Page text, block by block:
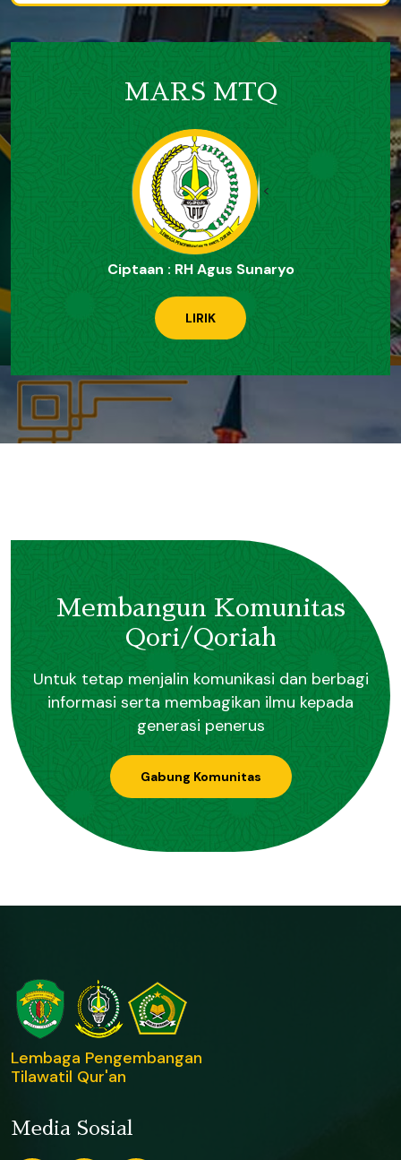
MARS MTQ
<
Ciptaan : RH Agus Sunaryo
LIRIK
Membangun Komunitas
Qori/Qoriah
Untuk tetap menjalin komunikasi dan berbagi
informasi serta membagikan ilmu kepada
generasi penerus
Gabung Komunitas
Lembaga Pengembangan
Tilawatil Qur'an
Media Sosial